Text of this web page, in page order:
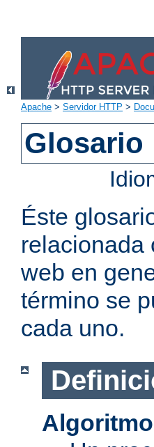
Apache > Servidor HTTP >
Glosario
Éste
relacionada
web en
término se
cada uno.
Algoritmo